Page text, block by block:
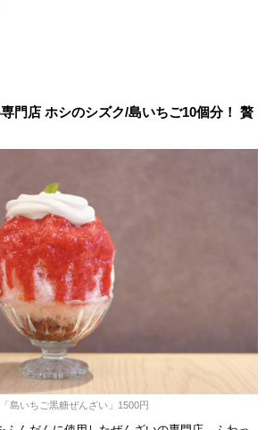
門店 ホシのシズク/島いちご10個分！ 贅
「島いちご黒糖ぜんざい」1500円